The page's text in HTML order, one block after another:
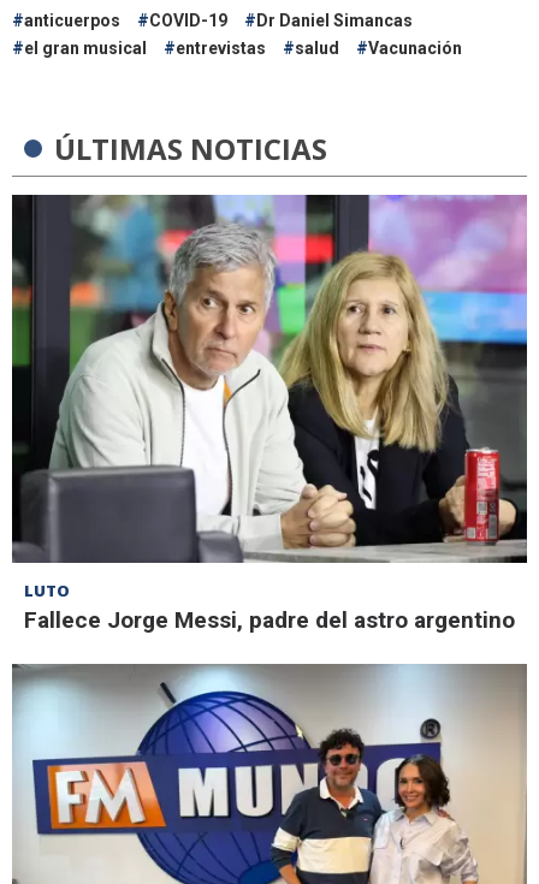
anticuerpos COVID-19
Dr Daniel Simancas
el gran musical
entrevistas salud Vacunación
ÚLTIMAS NOTICIAS
LUTO
Fallece Jorge Messi, padre del astro argentino